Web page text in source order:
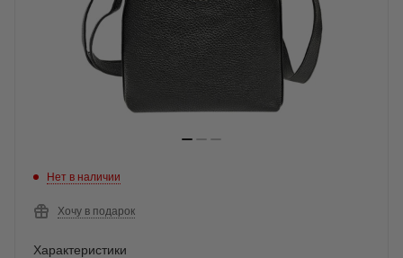
Нет в наличии
Хочу в подарок
Характеристики